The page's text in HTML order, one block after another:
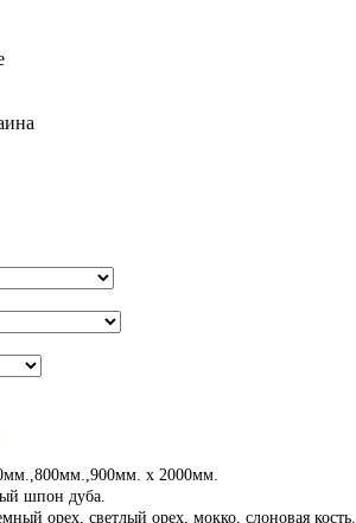
х 2000мм.
шпон дуба.
орех, светлый орех, мокко, слоновая кость.